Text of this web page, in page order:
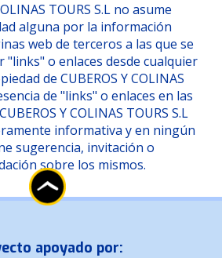
TOURS S.L no asume
alguna por la información
web de terceros a las que se
"links" o enlaces desde cualquier
de CUBEROS Y COLINAS
de "links" o enlaces en las
Y COLINAS TOURS S.L
informativa y en ningún
sugerencia, invitación o
sobre los mismos.
apoyado por: